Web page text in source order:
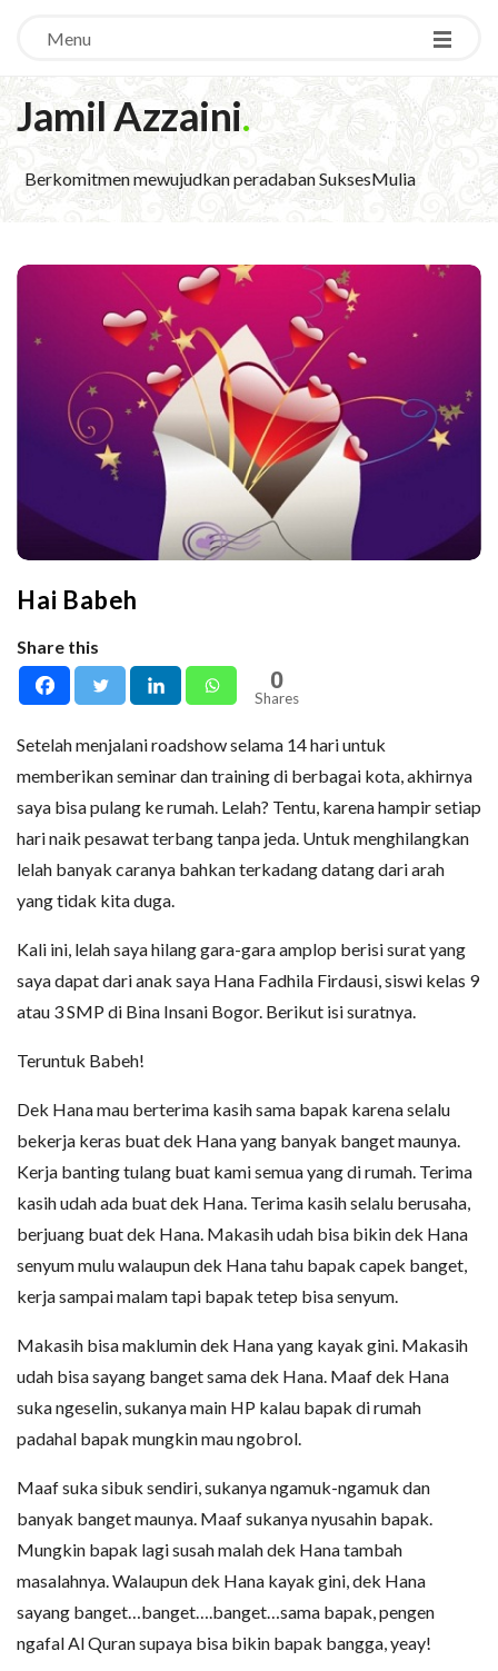
Menu
Jamil Azzaini.
Berkomitmen mewujudkan peradaban SuksesMulia
Hai Babeh
Share this
0
Shares
Setelah menjalani roadshow selama 14 hari untuk
memberikan seminar dan training di berbagai kota, akhirnya
saya bisa pulang ke rumah. Lelah? Tentu, karena hampir setiap
hari naik pesawat terbang tanpa jeda. Untuk menghilangkan
lelah banyak caranya bahkan terkadang datang dari arah
yang tidak kita duga.
Kali ini, lelah saya hilang gara-gara amplop berisi surat yang
saya dapat dari anak saya Hana Fadhila Firdausi, siswi kelas 9
atau 3 SMP di Bina Insani Bogor. Berikut isi suratnya.
Teruntuk Babeh!
Dek Hana mau berterima kasih sama bapak karena selalu
bekerja keras buat dek Hana yang banyak banget maunya.
Kerja banting tulang buat kami semua yang di rumah. Terima
kasih udah ada buat dek Hana. Terima kasih selalu berusaha,
berjuang buat dek Hana. Makasih udah bisa bikin dek Hana
senyum mulu walaupun dek Hana tahu bapak capek banget,
kerja sampai malam tapi bapak tetep bisa senyum.
Makasih bisa maklumin dek Hana yang kayak gini. Makasih
udah bisa sayang banget sama dek Hana. Maaf dek Hana
suka ngeselin, sukanya main HP kalau bapak di rumah
padahal bapak mungkin mau ngobrol.
Maaf suka sibuk sendiri, sukanya ngamuk-ngamuk dan
banyak banget maunya. Maaf sukanya nyusahin bapak.
Mungkin bapak lagi susah malah dek Hana tambah
masalahnya. Walaupun dek Hana kayak gini, dek Hana
sayang banget…banget….banget…sama bapak, pengen
ngafal Al Quran supaya bisa bikin bapak bangga, yeay!